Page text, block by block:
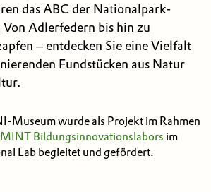
das ABC der Nationalpark-
Von Adlerfedern bis hin zu
– entdecken Sie eine Vielfalt
Fundstücken aus Natur
Museum wurde als Projekt im Rahmen
Bildungsinnovationslabors im
Lab begleitet und gefördert.